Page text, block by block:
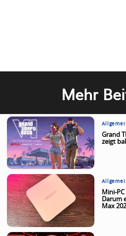
Mehr
Grand
zeigt
Mini-
Darum
Max